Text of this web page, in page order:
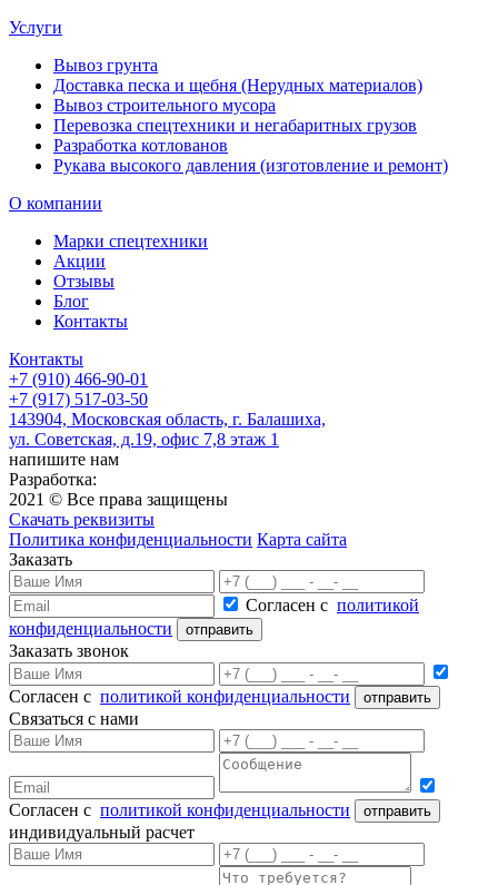
Услуги
Вывоз грунта
Доставка песка и щебня (Нерудных материалов)
Вывоз строительного мусора
Перевозка спецтехники и негабаритных грузов
Разработка котлованов
Рукава высокого давления (изготовление и ремонт)
О компании
Марки спецтехники
Акции
Отзывы
Блог
Контакты
Контакты
+7 (910) 466-90-01
+7 (917) 517-03-50
143904, Московская область, г. Балашиха,
ул. Советская, д.19, офис 7,8 этаж 1
напишите нам
Разработка:
2021 © Все права защищены
Скачать реквизиты
Политика конфиденциальности Карта сайта
Заказать
Согласен с политикой
конфиденциальности
Заказать звонок
Согласен с политикой конфиденциальности
Связаться с нами
Согласен с политикой конфиденциальности
индивидуальный расчет